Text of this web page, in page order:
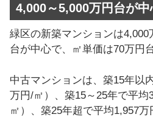
4,000～5,000万円台が中
緑区の新築マンションは4,000
台が中心で、㎡単価は70万円
中古マンションは、築15年以
万円/㎡）、築15～25年で平均
㎡）、築25年超で平均1,957